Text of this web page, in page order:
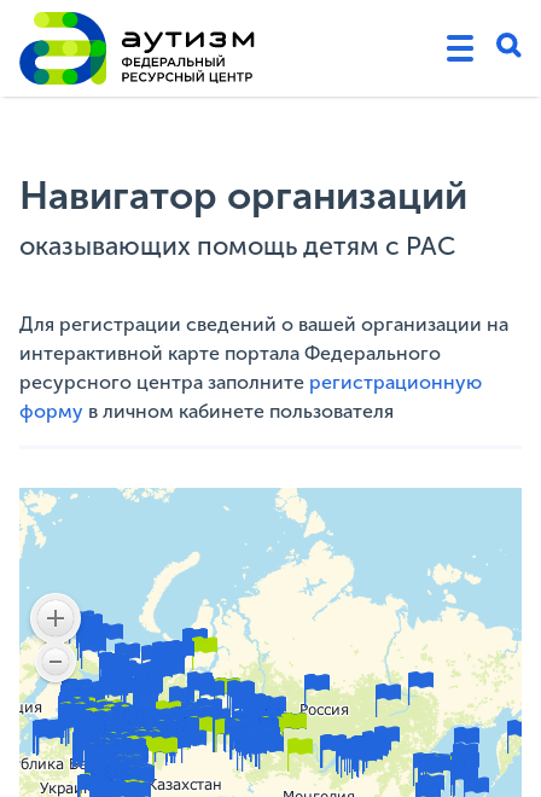
Навигатор организаций
оказывающих помощь детям с РАС
Для регистрации сведений о вашей организации на
интерактивной карте портала Федерального
ресурсного центра заполните регистрационную
форму в личном кабинете пользователя